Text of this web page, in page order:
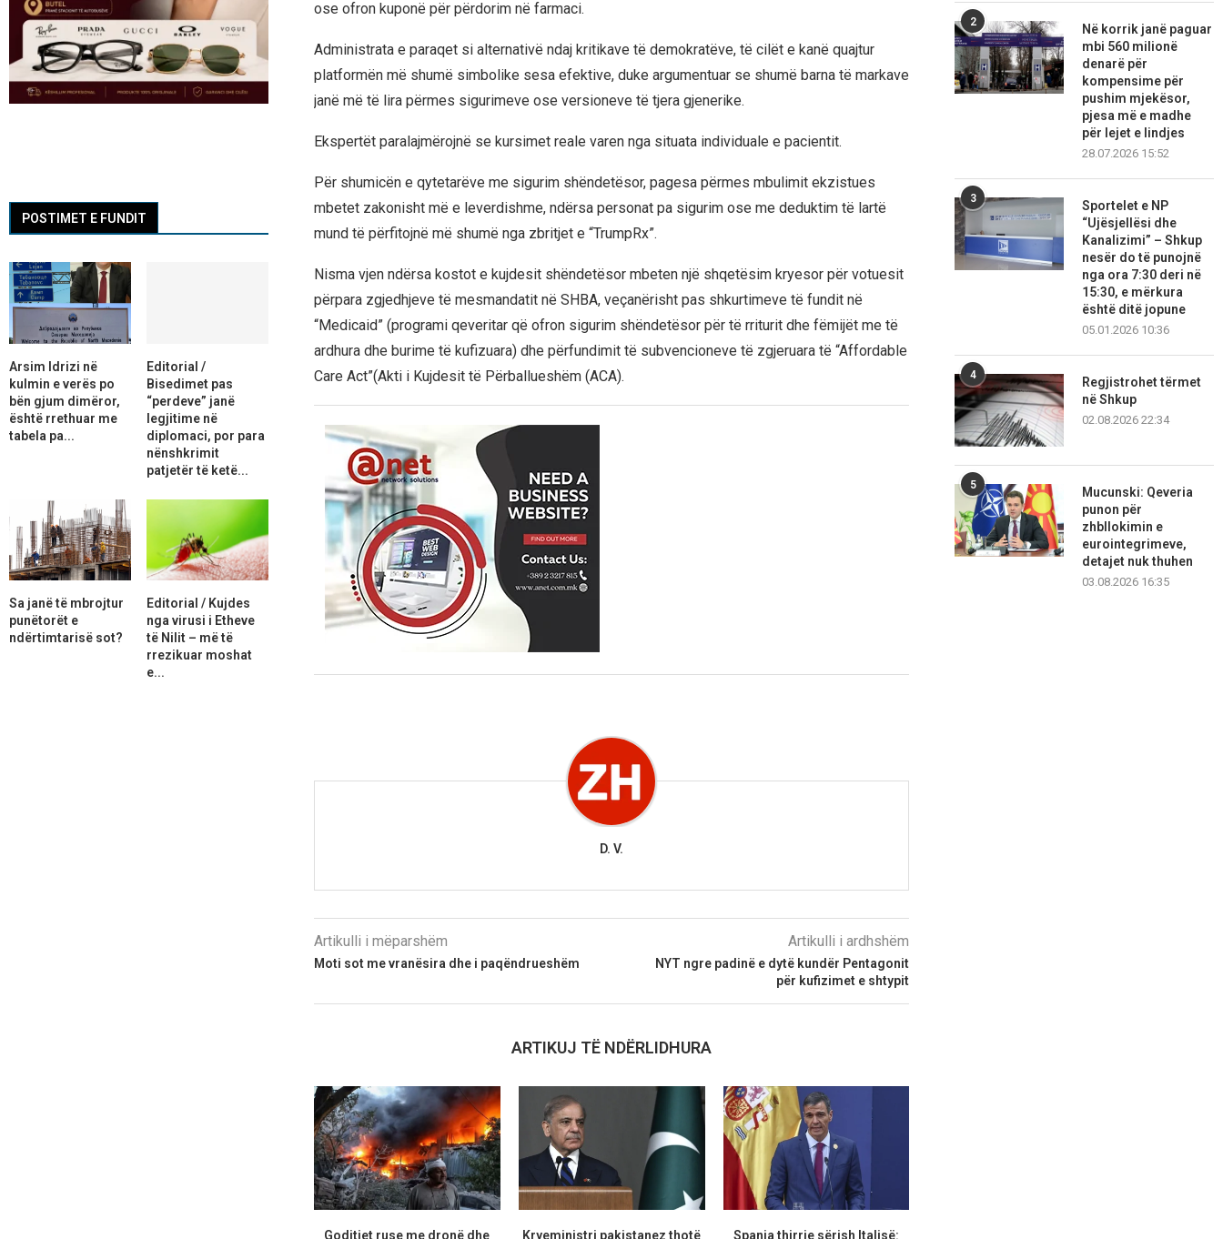
ose ofron kuponë për përdorim në farmaci.
Administrata e paraqet si alternativë ndaj kritikave të demokratëve, të cilët e kanë quajtur
platformën më shumë simbolike sesa efektive, duke argumentuar se shumë barna të markave
janë më të lira përmes sigurimeve ose versioneve të tjera gjenerike.
Ekspertët paralajmërojnë se kursimet reale varen nga situata individuale e pacientit.
Për shumicën e qytetarëve me sigurim shëndetësor, pagesa përmes mbulimit ekzistues
mbetet zakonisht më e leverdishme, ndërsa personat pa sigurim ose me deduktim të lartë
mund të përfitojnë më shumë nga zbritjet e “TrumpRx”.
Nisma vjen ndërsa kostot e kujdesit shëndetësor mbeten një shqetësim kryesor për votuesit
përpara zgjedhjeve të mesmandatit në SHBA, veçanërisht pas shkurtimeve të fundit në
“Medicaid” (programi qeveritar që ofron sigurim shëndetësor për të rriturit dhe fëmijët me të
ardhura dhe burime të kufizuara) dhe përfundimit të subvencioneve të zgjeruara të “Affordable
Care Act”(Akti i Kujdesit të Përballueshëm (ACA).
D. V.
Artikulli i mëparshëm
Moti sot me vranësira dhe i paqëndrueshëm
Artikulli i ardhshëm
NYT ngre padinë e dytë kundër Pentagonit
për kufizimet e shtypit
ARTIKUJ TË NDËRLIDHURA
Goditjet ruse me dronë dhe
Kryeministri pakistanez thotë
Spanja thirrje sërish Italisë:
2
Në korrik janë paguar
mbi 560 milionë
denarë për
kompensime për
pushim mjekësor,
pjesa më e madhe
për lejet e lindjes
28.07.2026 15:52
3
Sportelet e NP
“Ujësjellësi dhe
Kanalizimi” – Shkup
nesër do të punojnë
nga ora 7:30 deri në
15:30, e mërkura
është ditë jopune
05.01.2026 10:36
4
Regjistrohet tërmet
në Shkup
02.08.2026 22:34
5
Mucunski: Qeveria
punon për
zhbllokimin e
eurointegrimeve,
detajet nuk thuhen
03.08.2026 16:35
POSTIMET E FUNDIT
Arsim Idrizi në
kulmin e verës po
bën gjum dimëror,
është rrethuar me
tabela pa...
Editorial /
Bisedimet pas
“perdeve” janë
legjitime në
diplomaci, por para
nënshkrimit
patjetër të ketë...
Sa janë të mbrojtur
punëtorët e
ndërtimtarisë sot?
Editorial / Kujdes
nga virusi i Etheve
të Nilit – më të
rrezikuar moshat
e...